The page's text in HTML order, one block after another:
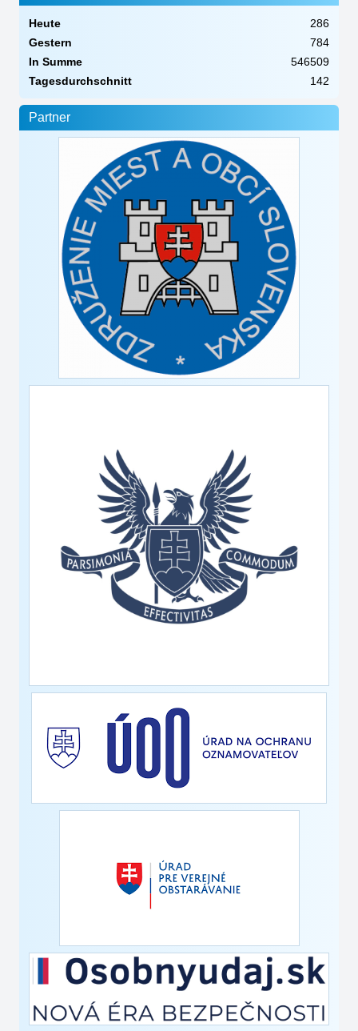
Heute
286
Gestern
784
In Summe
546509
Tagesdurchschnitt
142
Partner